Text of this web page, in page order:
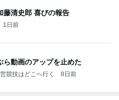
藤清史郎 喜びの報告
1日前
ら動画のアップを止めた
競技はどこへ行く 8日前